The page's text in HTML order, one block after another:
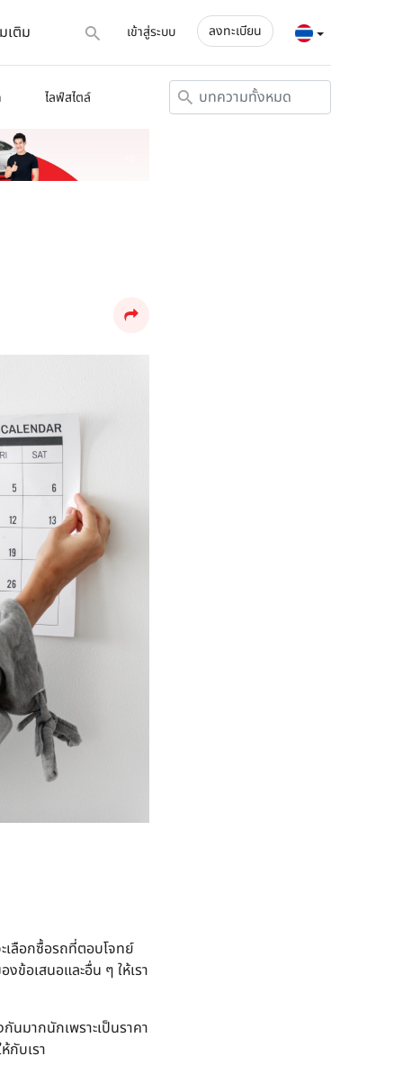
เติม เข้าสู่ระบบ ลงทะเบียน
ไลฟ์สไตล์
เลือกซื้อรถที่ตอบโจทย์
ข้อเสนอและอื่น ๆ ให้เรา
นมากนักเพราะเป็นราคา
กับเรา